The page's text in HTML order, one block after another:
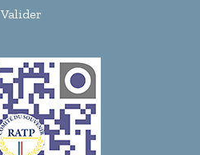
Valider